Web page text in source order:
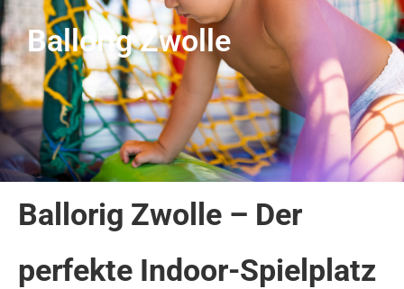
Ballorig Zwolle
Ballorig Zwolle – Der
perfekte Indoor-Spielplatz